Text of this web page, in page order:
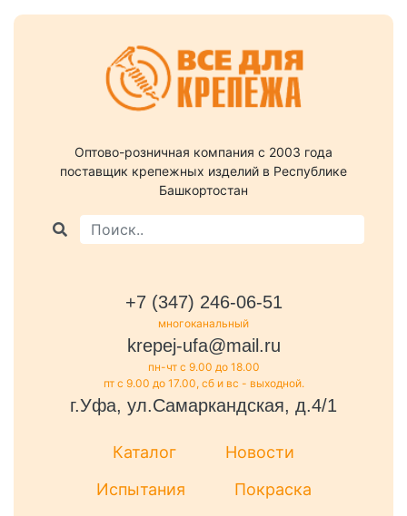
Оптово-розничная компания c 2003 года
поставщик крепежных изделий в Республике
Башкортостан
+7 (347) 246-06-51
многоканальный
krepej-ufa@mail.ru
пн-чт с 9.00 до 18.00
пт с 9.00 до 17.00, сб и вс - выходной.
г.Уфа, ул.Самаркандская, д.4/1
Каталог
Новости
Испытания
Покраска